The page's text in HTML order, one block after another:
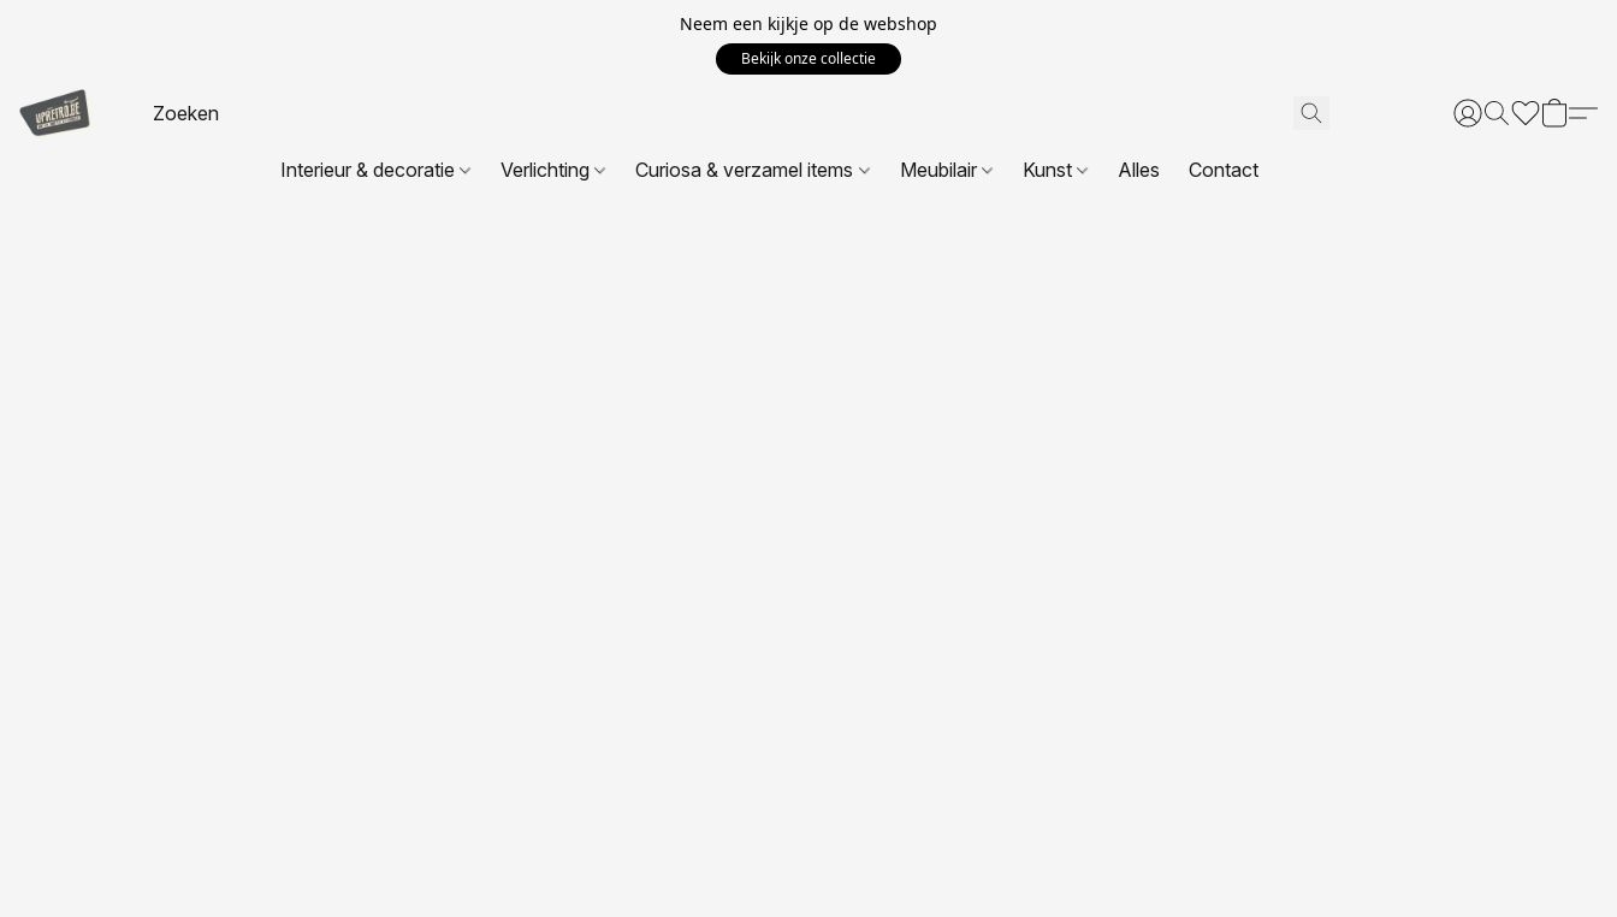
Neem een kijkje op de webshop
Bekijk onze collectie
Interieur & decoratie Verlichting Curiosa & verzamel items Meubilair Kunst Alles Contact